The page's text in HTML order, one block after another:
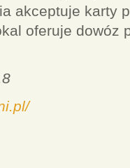
akceptuje karty
oferuje dowóz